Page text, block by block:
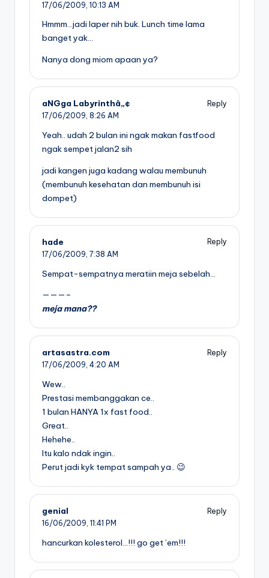
17/06/2009, 10:13 AM
Hmmm…jadi laper nih buk. Lunch time lama
banget yak…
Nanya dong miom apaan ya?
aNGga Labyrinthâ„¢
Reply
17/06/2009, 8:26 AM
Yeah.. udah 2 bulan ini ngak makan fastfood
ngak sempet jalan2 sih
jadi kangen juga kadang walau membunuh
(membunuh kesehatan dan membunuh isi
dompet)
hade
Reply
17/06/2009, 7:38 AM
Sempat-sempatnya meratiin meja sebelah…
———–
meja mana??
artasastra.com
Reply
17/06/2009, 4:20 AM
Wew..
Prestasi membanggakan ce..
1 bulan HANYA 1x fast food..
Great..
Hehehe..
Itu kalo ndak ingin..
Perut jadi kyk tempat sampah ya.. 😉
genial
Reply
16/06/2009, 11:41 PM
hancurkan kolesterol…!!! go get ’em!!!